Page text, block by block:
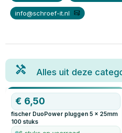
info@schroef-it.nl
Alles uit deze
€ 6,50
fischer DuoPower pluggen 5 x 25mm
100 stuks